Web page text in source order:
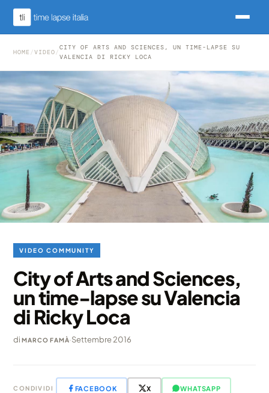
HOME /VIDEO /
CITY OF ARTS AND SCIENCES, UN TIME-LAPSE SU
VALENCIA DI RICKY LOCA
VIDEO COMMUNITY
City of Arts and Sciences,
un time-lapse su Valencia
di Ricky Loca
diMARCO FAMÀ·Settembre 2016
CONDIVIDI FACEBOOK X WHATSAPP